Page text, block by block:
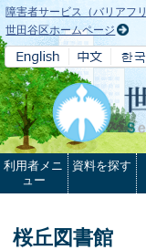
本文へ
障害者サービス（バリアフ
世田谷区ホームページ
利用者メニ
ュー
資料を探す
桜丘図書館